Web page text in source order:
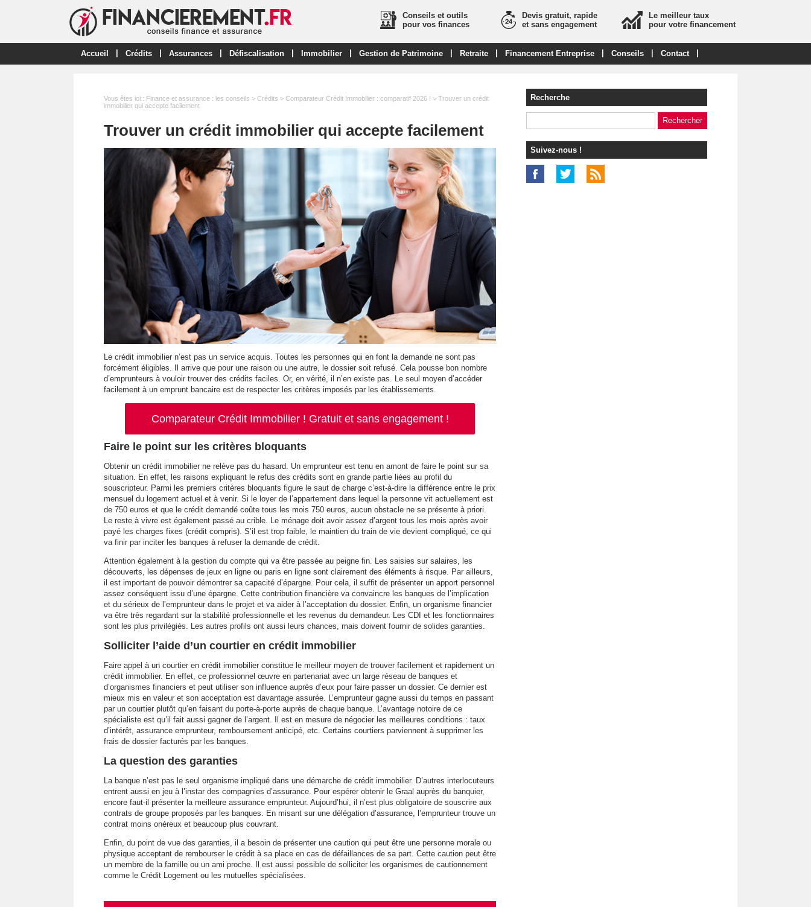
Le meilleur taux
pour votre financement
Conseils et outils
pour vos finances
Devis gratuit, rapide
et sans engagement
Accueil Crédits Assurances Défiscalisation Immobilier Gestion de Patrimoine Retraite Financement Entreprise Conseils Contact
Vous êtes ici : Finance et assurance : les conseils > Crédits > Comparateur Crédit Immobilier : comparatif 2026 ! > Trouver un crédit
immobilier qui accepte facilement
Trouver un crédit immobilier qui accepte facilement
Le crédit immobilier n’est pas un service acquis. Toutes les personnes qui en font la demande ne sont pas
forcément éligibles. Il arrive que pour une raison ou une autre, le dossier soit refusé. Cela pousse bon nombre
d’emprunteurs à vouloir trouver des crédits faciles. Or, en vérité, il n’en existe pas. Le seul moyen d’accéder
facilement à un emprunt bancaire est de respecter les critères imposés par les établissements.
Comparateur Crédit Immobilier ! Gratuit et sans engagement !
Faire le point sur les critères bloquants
Obtenir un crédit immobilier ne relève pas du hasard. Un emprunteur est tenu en amont de faire le point sur sa
situation. En effet, les raisons expliquant le refus des crédits sont en grande partie liées au profil du
souscripteur. Parmi les premiers critères bloquants figure le saut de charge c’est-à-dire la différence entre le prix
mensuel du logement actuel et à venir. Si le loyer de l’appartement dans lequel la personne vit actuellement est
de 750 euros et que le crédit demandé coûte tous les mois 750 euros, aucun obstacle ne se présente à priori.
Le reste à vivre est également passé au crible. Le ménage doit avoir assez d’argent tous les mois après avoir
payé les charges fixes (crédit compris). S’il est trop faible, le maintien du train de vie devient compliqué, ce qui
va finir par inciter les banques à refuser la demande de crédit.
Attention également à la gestion du compte qui va être passée au peigne fin. Les saisies sur salaires, les
découverts, les dépenses de jeux en ligne ou paris en ligne sont clairement des éléments à risque. Par ailleurs,
il est important de pouvoir démontrer sa capacité d’épargne. Pour cela, il suffit de présenter un apport personnel
assez conséquent issu d’une épargne. Cette contribution financière va convaincre les banques de l’implication
et du sérieux de l’emprunteur dans le projet et va aider à l’acceptation du dossier. Enfin, un organisme financier
va être très regardant sur la stabilité professionnelle et les revenus du demandeur. Les CDI et les fonctionnaires
sont les plus privilégiés. Les autres profils ont aussi leurs chances, mais doivent fournir de solides garanties.
Solliciter l’aide d’un courtier en crédit immobilier
Faire appel à un courtier en crédit immobilier constitue le meilleur moyen de trouver facilement et rapidement un
crédit immobilier. En effet, ce professionnel œuvre en partenariat avec un large réseau de banques et
d’organismes financiers et peut utiliser son influence auprès d’eux pour faire passer un dossier. Ce dernier est
mieux mis en valeur et son acceptation est davantage assurée. L’emprunteur gagne aussi du temps en passant
par un courtier plutôt qu’en faisant du porte-à-porte auprès de chaque banque. L’avantage notoire de ce
spécialiste est qu’il fait aussi gagner de l’argent. Il est en mesure de négocier les meilleures conditions : taux
d’intérêt, assurance emprunteur, remboursement anticipé, etc. Certains courtiers parviennent à supprimer les
frais de dossier facturés par les banques.
La question des garanties
La banque n’est pas le seul organisme impliqué dans une démarche de crédit immobilier. D’autres interlocuteurs
entrent aussi en jeu à l’instar des compagnies d’assurance. Pour espérer obtenir le Graal auprès du banquier,
encore faut-il présenter la meilleure assurance emprunteur. Aujourd’hui, il n’est plus obligatoire de souscrire aux
contrats de groupe proposés par les banques. En misant sur une délégation d’assurance, l’emprunteur trouve un
contrat moins onéreux et beaucoup plus couvrant.
Enfin, du point de vue des garanties, il a besoin de présenter une caution qui peut être une personne morale ou
physique acceptant de rembourser le crédit à sa place en cas de défaillances de sa part. Cette caution peut être
un membre de la famille ou un ami proche. Il est aussi possible de solliciter les organismes de cautionnement
comme le Crédit Logement ou les mutuelles spécialisées.
Recherche
Suivez-nous !